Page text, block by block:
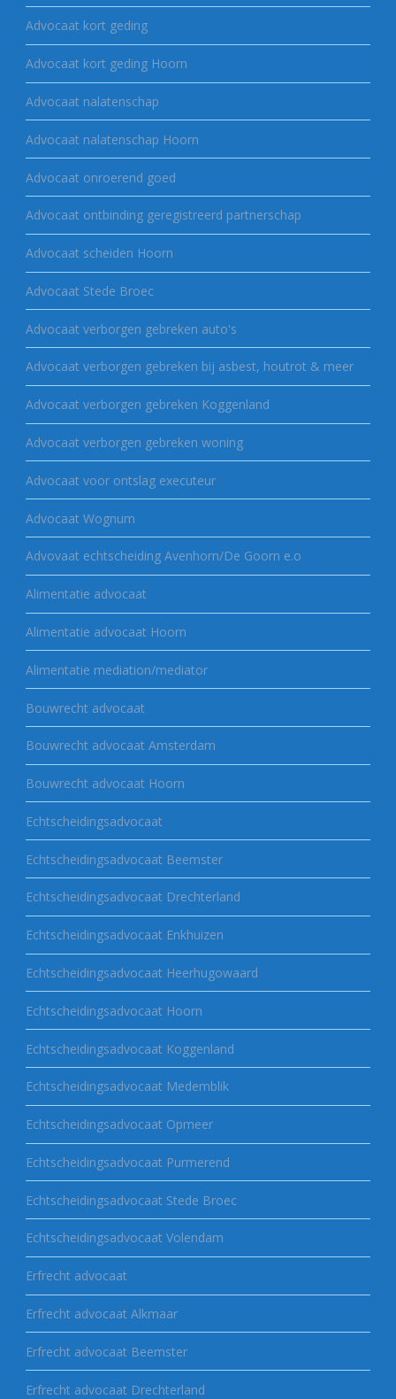
Advocaat kort geding
Advocaat kort geding Hoorn
Advocaat nalatenschap
Advocaat nalatenschap Hoorn
Advocaat onroerend goed
Advocaat ontbinding geregistreerd partnerschap
Advocaat scheiden Hoorn
Advocaat Stede Broec
Advocaat verborgen gebreken auto's
Advocaat verborgen gebreken bij asbest, houtrot & meer
Advocaat verborgen gebreken Koggenland
Advocaat verborgen gebreken woning
Advocaat voor ontslag executeur
Advocaat Wognum
Advovaat echtscheiding Avenhorn/De Goorn e.o
Alimentatie advocaat
Alimentatie advocaat Hoorn
Alimentatie mediation/mediator
Bouwrecht advocaat
Bouwrecht advocaat Amsterdam
Bouwrecht advocaat Hoorn
Echtscheidingsadvocaat
Echtscheidingsadvocaat Beemster
Echtscheidingsadvocaat Drechterland
Echtscheidingsadvocaat Enkhuizen
Echtscheidingsadvocaat Heerhugowaard
Echtscheidingsadvocaat Hoorn
Echtscheidingsadvocaat Koggenland
Echtscheidingsadvocaat Medemblik
Echtscheidingsadvocaat Opmeer
Echtscheidingsadvocaat Purmerend
Echtscheidingsadvocaat Stede Broec
Echtscheidingsadvocaat Volendam
Erfrecht advocaat
Erfrecht advocaat Alkmaar
Erfrecht advocaat Beemster
Erfrecht advocaat Drechterland